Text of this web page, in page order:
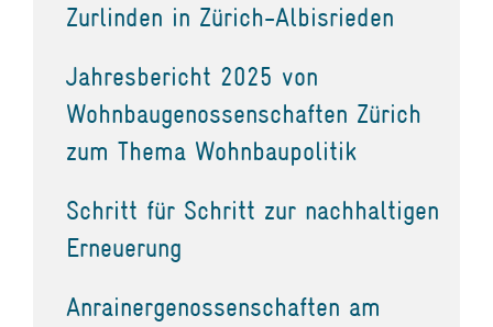
Zurlinden in Zürich-Albisrieden
Jahresbericht 2025 von
Wohnbaugenossenschaften Zürich
zum Thema Wohnbaupolitik
Schritt für Schritt zur nachhaltigen
Erneuerung
Anrainergenossenschaften am